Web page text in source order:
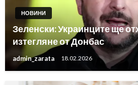
НОВИНИ
Зеленски: Украинците ще
изтегляне от Донбас
admin_zarata 18.02.2026